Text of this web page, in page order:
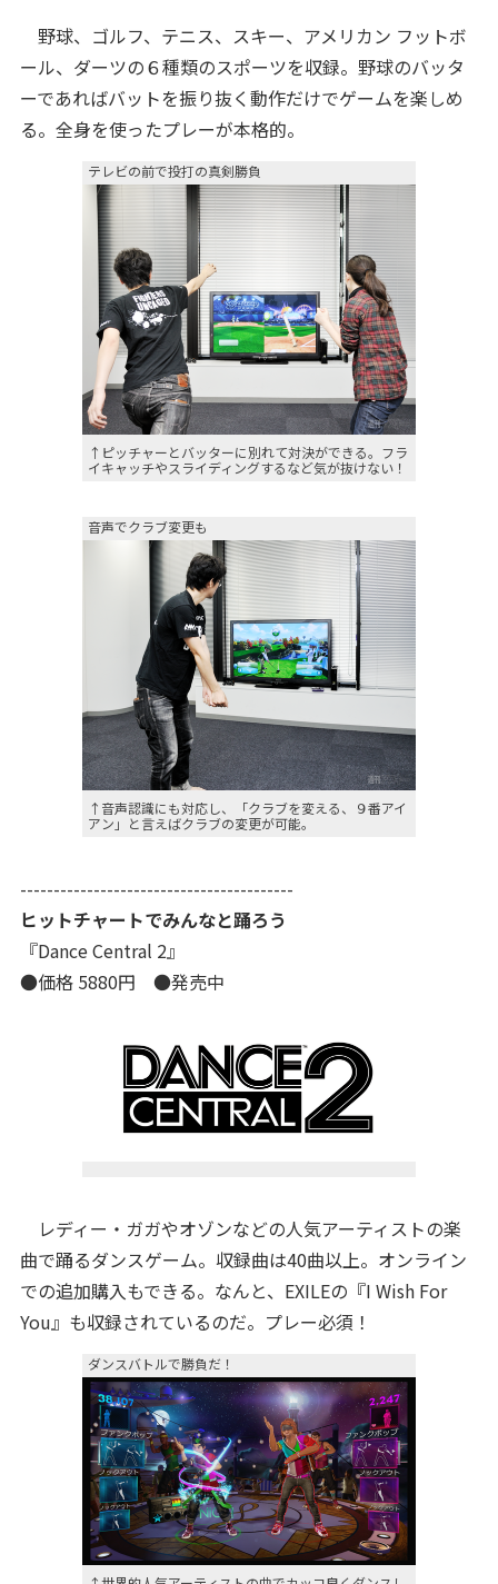
野球、ゴルフ、テニス、スキー、アメリカン フットボ
ール、ダーツの６種類のスポーツを収録。野球のバッタ
ーであればバットを振り抜く動作だけでゲームを楽しめ
る。全身を使ったプレーが本格的。
テレビの前で投打の真剣勝負
↑ピッチャーとバッターに別れて対決ができる。フラ
イキャッチやスライディングするなど気が抜けない！
音声でクラブ変更も
↑音声認識にも対応し、「クラブを変える、９番アイ
アン」と言えばクラブの変更が可能。
-----------------------------------------
ヒットチャートでみんなと踊ろう
『Dance Central 2』
●価格 5880円 ●発売中
レディー・ガガやオゾンなどの人気アーティストの楽
曲で踊るダンスゲーム。収録曲は40曲以上。オンライン
での追加購入もできる。なんと、EXILEの『I Wish For
You』も収録されているのだ。プレー必須！
ダンスバトルで勝負だ！